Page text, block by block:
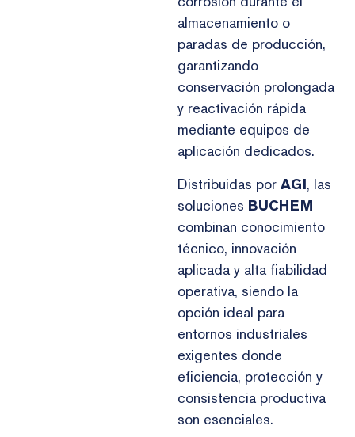
almacenamiento o
paradas de producción,
garantizando
conservación prolongada
y reactivación rápida
mediante equipos de
aplicación dedicados.
Distribuidas por AGI, las
soluciones BUCHEM
combinan conocimiento
técnico, innovación
aplicada y alta fiabilidad
operativa, siendo la
opción ideal para
entornos industriales
exigentes donde
eficiencia, protección y
consistencia productiva
son esenciales.